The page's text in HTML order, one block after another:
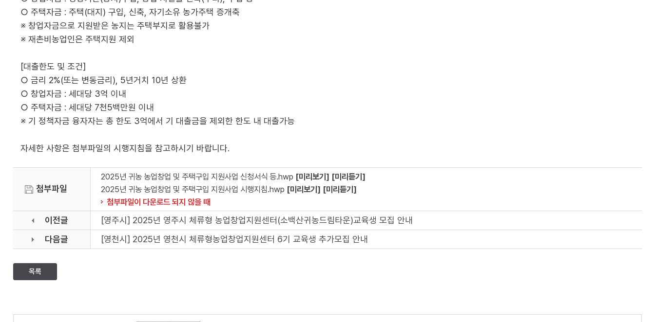
○ 주택자금 : 주택(대지) 구입, 신축, 자기소유 농가주택 증개축
※ 창업자금으로 지원받은 농지는 주택부지로 활용불가
※ 재촌비농업인은 주택지원 제외
[대출한도 및 조건]
○ 금리 2%(또는 변동금리), 5년거치 10년 상환
○ 창업자금 : 세대당 3억 이내
○ 주택자금 : 세대당 7천5백만원 이내
※ 기 정책자금 융자자는 총 한도 3억에서 기 대출금을 제외한 한도 내 대출가능
자세한 사항은 첨부파일의 시행지침을 참고하시기 바랍니다.
첨부파일
2025년 귀농 농업창업 및 주택구입 지원사업 신청서식 등.hwp [미리보기] [미리듣기]
2025년 귀농 농업창업 및 주택구입 지원사업 시행지침.hwp [미리보기] [미리듣기]
첨부파일이 다운로드 되지 않을 때
이전글
[영주시] 2025년 영주시 체류형 농업창업지원센터(소백산귀농드림타운)교육생 모집 안내
다음글
[영천시] 2025년 영천시 체류형농업창업지원센터 6기 교육생 추가모집 안내
목록